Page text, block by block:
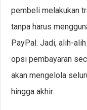
pembeli melakukan
tanpa harus
PayPal. Jadi, alih-
opsi pembayaran
akan mengelola
hingga akhir.